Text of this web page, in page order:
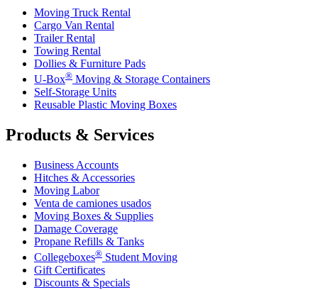
Moving Truck Rental
Cargo Van Rental
Trailer Rental
Towing Rental
Dollies & Furniture Pads
U-Box® Moving & Storage Containers
Self-Storage Units
Reusable Plastic Moving Boxes
Products & Services
Business Accounts
Hitches & Accessories
Moving Labor
Venta de camiones usados
Moving Boxes & Supplies
Damage Coverage
Propane Refills & Tanks
Collegeboxes® Student Moving
Gift Certificates
Discounts & Specials